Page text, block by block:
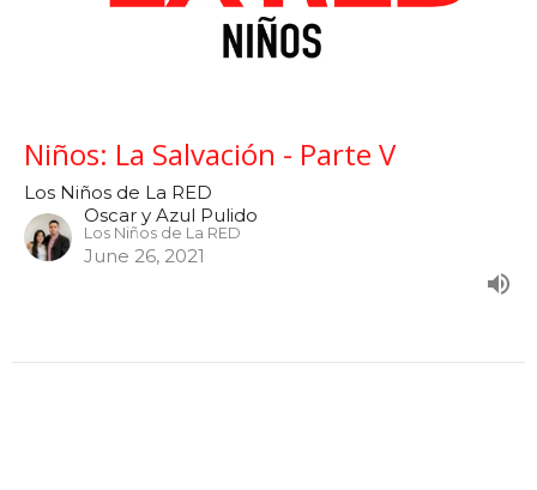
Niños: La Salvación - Parte V
Los Niños de La RED
Oscar y Azul Pulido
Los Niños de La RED
June 26, 2021